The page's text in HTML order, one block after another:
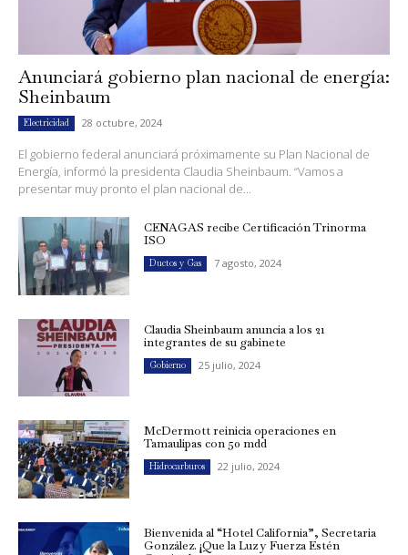
Anunciará gobierno plan nacional de energía:
Sheinbaum
Electricidad 28 octubre, 2024
El gobierno federal anunciará próximamente su Plan Nacional de
Energía, informó la presidenta Claudia Sheinbaum. “Vamos a
presentar muy pronto el plan nacional de...
CENAGAS recibe Certificación Trinorma
ISO
Ductos y Gas 7 agosto, 2024
Claudia Sheinbaum anuncia a los 21
integrantes de su gabinete
Gobierno 25 julio, 2024
McDermott reinicia operaciones en
Tamaulipas con 50 mdd
Hidrocarburos 22 julio, 2024
Bienvenida al “Hotel California”, Secretaria
González. ¡Que la Luz y Fuerza Estén